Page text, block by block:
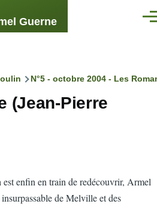
Guerne
N°5 - octobre 2004 - Les
(Jean-Pierre
est enfin en train de redécouvrir, Armel
de Melville et des